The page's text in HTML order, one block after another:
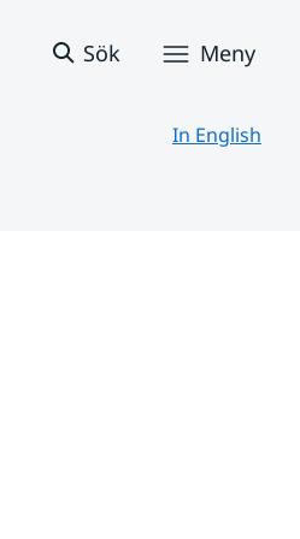
Sök Meny
In English